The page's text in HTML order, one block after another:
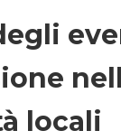
locali